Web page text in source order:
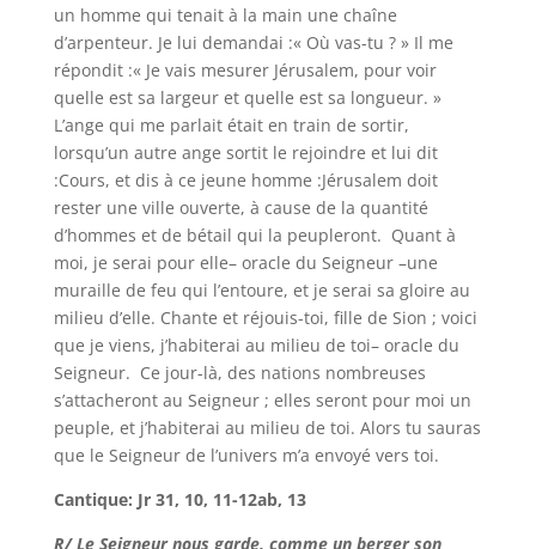
un homme qui tenait à la main une chaîne
d’arpenteur. Je lui demandai :« Où vas-tu ? » Il me
répondit :« Je vais mesurer Jérusalem, pour voir
quelle est sa largeur et quelle est sa longueur. »
L’ange qui me parlait était en train de sortir,
lorsqu’un autre ange sortit le rejoindre et lui dit
:Cours, et dis à ce jeune homme :Jérusalem doit
rester une ville ouverte, à cause de la quantité
d’hommes et de bétail qui la peupleront. Quant à
moi, je serai pour elle– oracle du Seigneur –une
muraille de feu qui l’entoure, et je serai sa gloire au
milieu d’elle. Chante et réjouis-toi, fille de Sion ; voici
que je viens, j’habiterai au milieu de toi– oracle du
Seigneur. Ce jour-là, des nations nombreuses
s’attacheront au Seigneur ; elles seront pour moi un
peuple, et j’habiterai au milieu de toi. Alors tu sauras
que le Seigneur de l’univers m’a envoyé vers toi.
Cantique: Jr 31, 10, 11-12ab, 13
R/ Le Seigneur nous garde, comme un berger son